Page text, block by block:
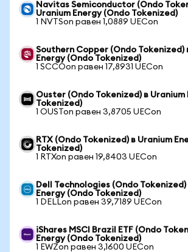
Navitas Semiconductor (Ondo
Uranium Energy (Ondo Tokenized)
1 NVTSon равен 1,0889 UECon
Southern Copper (Ondo Tokenized)
Energy (Ondo Tokenized)
1 SCCOon равен 17,8931 UECon
Ouster (Ondo Tokenized) в Uranium
Tokenized)
1 OUSTon равен 3,8705 UECon
RTX (Ondo Tokenized) в Uranium
Tokenized)
1 RTXon равен 19,8403 UECon
Dell Technologies (Ondo Tokenized)
Energy (Ondo Tokenized)
1 DELLon равен 39,7189 UECon
iShares MSCI Brazil ETF (Ondo
Energy (Ondo Tokenized)
1 EWZon равен 3,1600 UECon